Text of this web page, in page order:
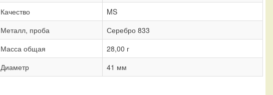
Качество
MS
Металл, проба
Серебро 833
Масса общая
28,00 г
Диаметр
41 мм